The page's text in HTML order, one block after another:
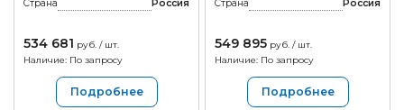
Страна
Россия
534 681 руб. / шт.
Наличие: По запросу
Подробнее
Страна
Россия
549 895 руб. / шт.
Наличие: По запросу
Подробнее